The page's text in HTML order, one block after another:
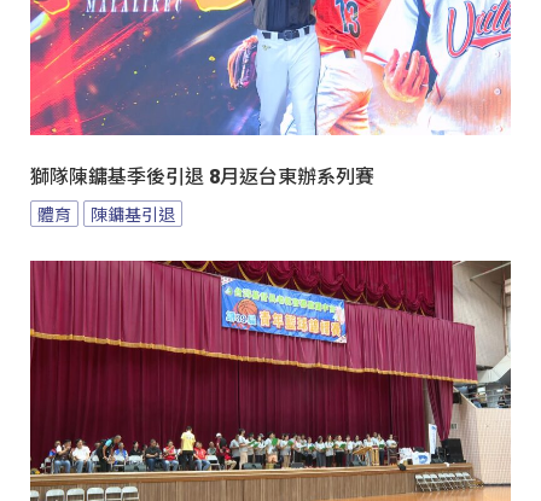
獅隊陳鏞基季後引退 8月返台東辦系列賽
體育 陳鏞基引退